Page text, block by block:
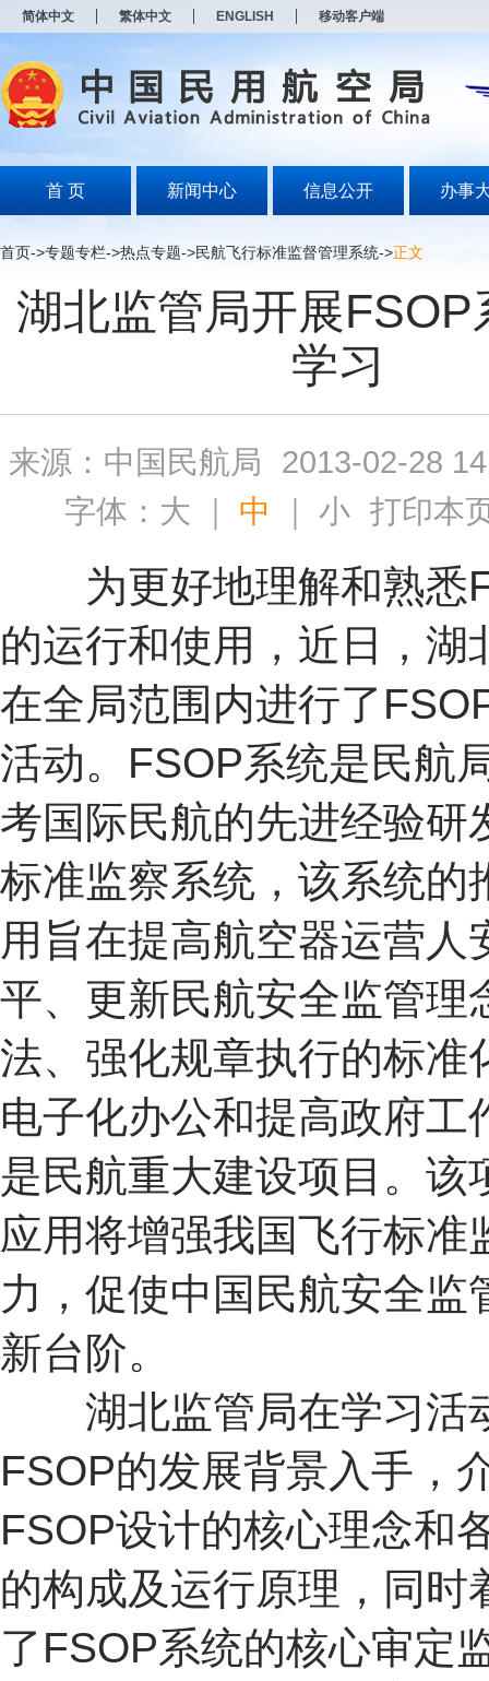
简体中文 繁体中文 ENGLISH 移动客户端
首 页 新闻中心 信息公开 办事
首页->专题专栏->热点专题->民航飞行标准监督管理系统->正文
湖北监管局开展FSOP
学习
来源：中国民航局
2013-02-28
字体： 大 ｜ 中 ｜小 打印本
为更好地理解和熟悉
的运行和使用，近日，湖
在全局范围内进行了
活动。FSOP系统是民航
考国际民航的先进经验研
标准监察系统，该系统的
用旨在提高航空器运营人
平、更新民航安全监管理
法、强化规章执行的标准
电子化办公和提高政府工
是民航重大建设项目。该
应用将增强我国飞行标准
力，促使中国民航安全监
新台阶。
湖北监管局在学习活
FSOP的发展背景入手，
FSOP设计的核心理念和
的构成及运行原理，同时
了FSOP系统的核心审定
打
开
无
障
说
按
Alt
盲
式